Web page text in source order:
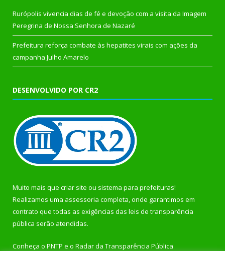
Rurópolis vivencia dias de fé e devoção com a visita da Imagem
Peregrina de Nossa Senhora de Nazaré
Prefeitura reforça combate às hepatites virais com ações da
campanha Julho Amarelo
DESENVOLVIDO POR CR2
Muito mais que criar site ou sistema para prefeituras!
Realizamos uma assessoria completa, onde garantimos em
contrato que todas as exigências das leis de transparência
pública serão atendidas.
Conheça o PNTP e o Radar da Transparência Pública